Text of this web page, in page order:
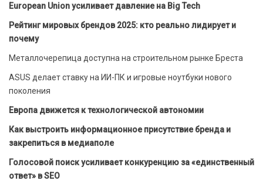
European Union усиливает давление на Big Tech
Рейтинг мировых брендов 2025: кто реально лидирует и
почему
Металлочерепица доступна на строительном рынке Бреста
ASUS делает ставку на ИИ-ПК и игровые ноутбуки нового
поколения
Европа движется к технологической автономии
Как выстроить информационное присутствие бренда и
закрепиться в медиаполе
Голосовой поиск усиливает конкуренцию за «единственный
ответ» в SEO